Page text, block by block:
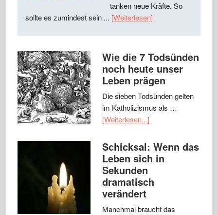
tanken neue Kräfte. So
sollte es zumindest sein ... [Weiterlesen]
Wie die 7 Todsünden
noch heute unser
Leben prägen
Die sieben Todsünden gelten
im Katholizismus als …
[Weiterlesen...]
Schicksal: Wenn das
Leben sich in
Sekunden
dramatisch
verändert
Manchmal braucht das